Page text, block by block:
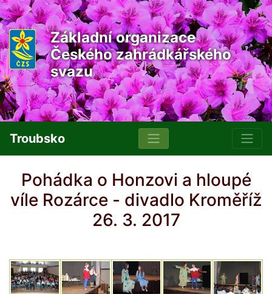
Základní organizace
Českého zahrádkářského
svazu
Troubsko
Pohádka o Honzovi a hloupé
víle Rozárce - divadlo Kroměříž
26. 3. 2017